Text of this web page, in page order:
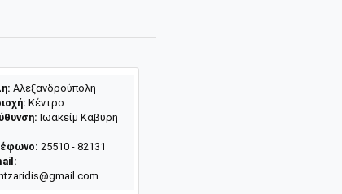
Αλεξανδρούπολη
Κέντρο
Ιωακείμ Καβύρη
25510 - 82131